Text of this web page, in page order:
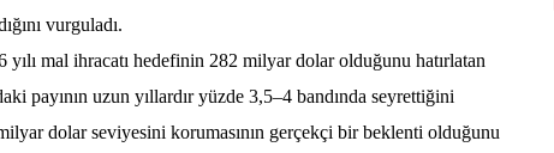
vurguladı.
mal ihracatı hedefinin 282 milyar dolar olduğunu hatırlatan
payının uzun yıllardır yüzde 3,5–4 bandında seyrettiğini
dolar seviyesini korumasının gerçekçi bir beklenti olduğunu